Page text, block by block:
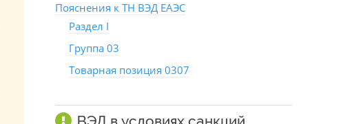
Пояснения к ТН ВЭД ЕАЭС
Раздел I
Группа 03
Товарная позиция 0307